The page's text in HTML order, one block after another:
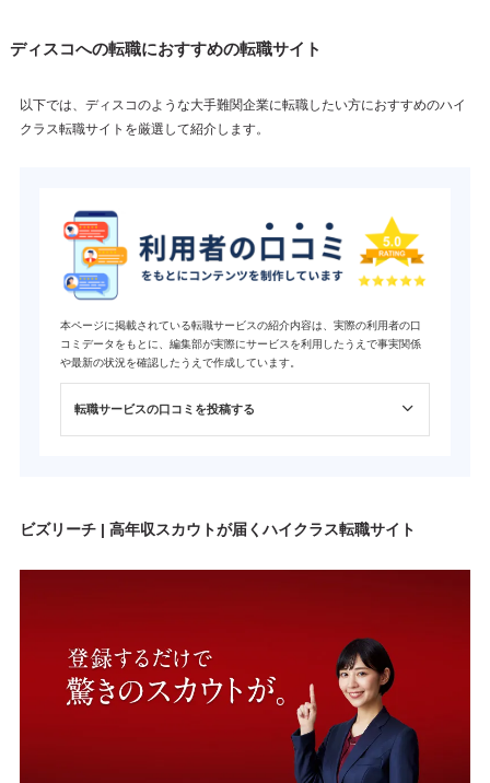
ディスコへの転職におすすめの転職サイト
以下では、ディスコのような大手難関企業に転職したい方におすすめのハイ
クラス転職サイトを厳選して紹介します。
本ページに掲載されている転職サービスの紹介内容は、実際の利用者の口
コミデータをもとに、編集部が実際にサービスを利用したうえで事実関係
や最新の状況を確認したうえで作成しています。
転職サービスの口コミを投稿する
ビズリーチ | 高年収スカウトが届くハイクラス転職サイト